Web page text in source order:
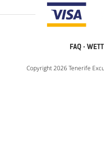
FAQ ·
Copyright 2026 Tenerife